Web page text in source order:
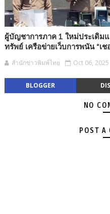
ผู้บัญชาการภาค 1 ใหม่ประเดิม
ทรัพย์ เครือข่ายเว็บการพนัน “เช
สำนักข่าวพิมพ์ไทย Oct 06, 2025
BLOGGER
NO
POST A